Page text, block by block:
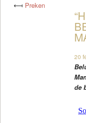
⟻ Preken
20
de